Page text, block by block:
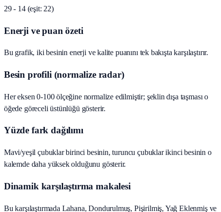
29 - 14 (eşit: 22)
Enerji ve puan özeti
Bu grafik, iki besinin enerji ve kalite puanını tek bakışta karşılaştırır.
Besin profili (normalize radar)
Her eksen 0-100 ölçeğine normalize edilmiştir; şeklin dışa taşması o
öğede göreceli üstünlüğü gösterir.
Yüzde fark dağılımı
Mavi/yeşil çubuklar birinci besinin, turuncu çubuklar ikinci besinin o
kalemde daha yüksek olduğunu gösterir.
Dinamik karşılaştırma makalesi
Bu karşılaştırmada Lahana, Dondurulmuş, Pişirilmiş, Yağ Eklenmiş ve